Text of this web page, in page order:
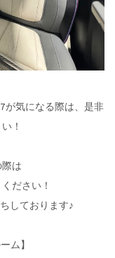
が気になる際は、是非
！
は
ださい！
しております♪
ム】